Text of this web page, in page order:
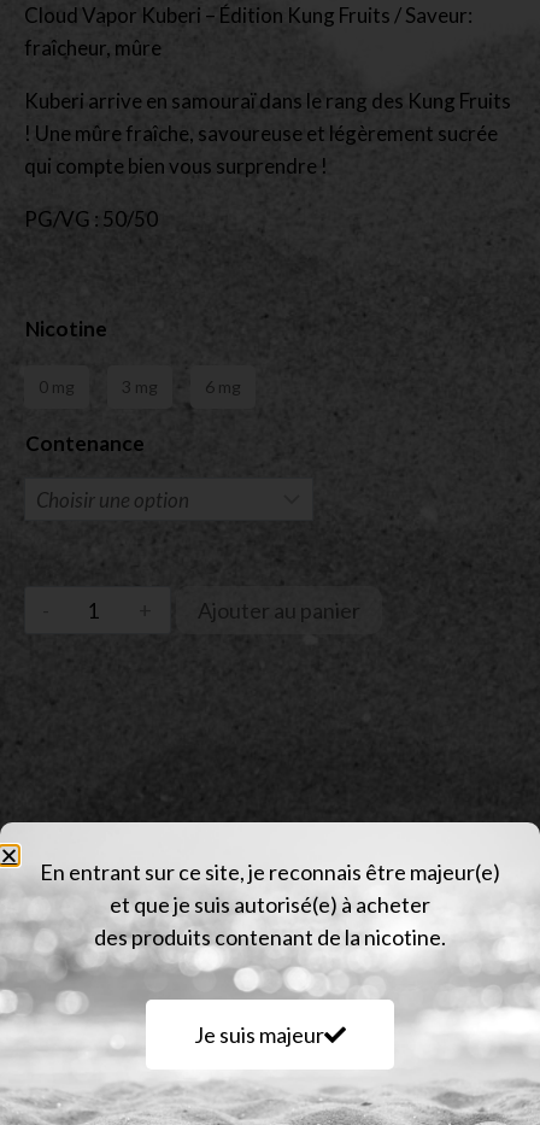
Cloud Vapor Kuberi – Édition Kung Fruits / Saveur:
fraîcheur, mûre
Kuberi arrive en samouraï dans le rang des Kung Fruits
! Une mûre fraîche, savoureuse et légèrement sucrée
qui compte bien vous surprendre !
PG/VG : 50/50
Nicotine
0 mg 3 mg 6 mg
Contenance
Ajouter au panier
Description
Informations complémentaires
Avis (0)
Description
En entrant sur ce site, je reconnais être majeur(e)
et que je suis autorisé(e) à acheter
des produits contenant de la nicotine.
Je suis majeur